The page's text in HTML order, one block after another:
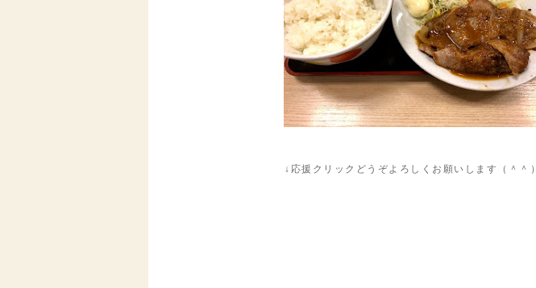
↓応援クリックどうぞよろしくお願いします（＾＾）